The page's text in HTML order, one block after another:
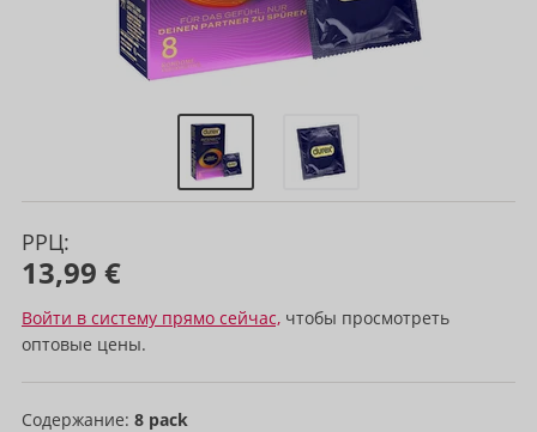
РРЦ:
13,99 €
Войти в систему прямо сейчас, чтобы просмотреть
оптовые цены.
Содержание: 8 pack